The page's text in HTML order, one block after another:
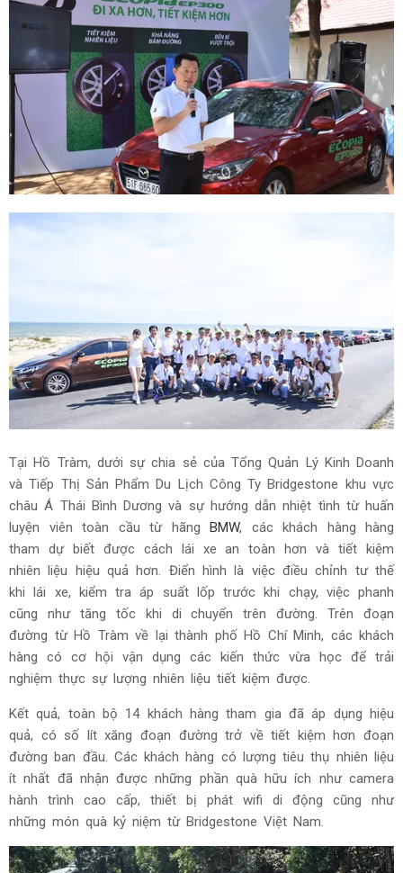
Tại Hồ Tràm, dưới sự chia sẻ của Tổng Quản Lý Kinh Doanh
và Tiếp Thị Sản Phẩm Du Lịch Công Ty Bridgestone khu vực
châu Á Thái Bình Dương và sự hướng dẫn nhiệt tình từ huấn
luyện viên toàn cầu từ hãng BMW, các khách hàng hàng
tham dự biết được cách lái xe an toàn hơn và tiết kiệm
nhiên liệu hiệu quả hơn. Điển hình là việc điều chỉnh tư thế
khi lái xe, kiểm tra áp suất lốp trước khi chạy, việc phanh
cũng như tăng tốc khi di chuyển trên đường. Trên đoạn
đường từ Hồ Tràm về lại thành phố Hồ Chí Minh, các khách
hàng có cơ hội vận dụng các kiến thức vừa học để trải
nghiệm thực sự lượng nhiên liệu tiết kiệm được.
Kết quả, toàn bộ 14 khách hàng tham gia đã áp dụng hiệu
quả, có số lít xăng đoạn đường trở về tiết kiệm hơn đoạn
đường ban đầu. Các khách hàng có lượng tiêu thụ nhiên liệu
ít nhất đã nhận được những phần quà hữu ích như camera
hành trình cao cấp, thiết bị phát wifi di động cũng như
những món quà kỷ niệm từ Bridgestone Việt Nam.